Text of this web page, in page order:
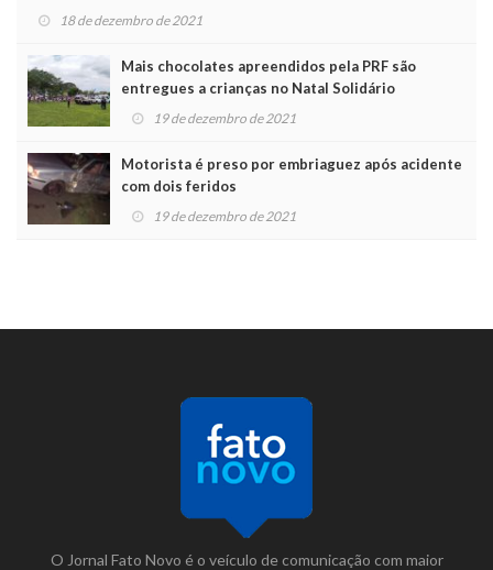
18 de dezembro de 2021
Mais chocolates apreendidos pela PRF são
entregues a crianças no Natal Solidário
19 de dezembro de 2021
Motorista é preso por embriaguez após acidente
com dois feridos
19 de dezembro de 2021
O Jornal Fato Novo é o veículo de comunicação com maior